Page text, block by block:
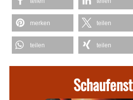
merken teilen
teilen teilen